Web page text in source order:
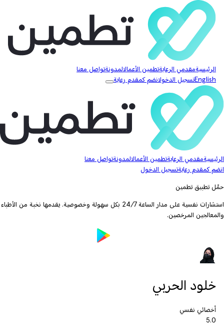
الرئيسيةمقدمي الرعايةتطمين الأعمالالمدونةتواصل معنا
Englishتسجيل الدخولانضم كمقدم رعاية
الرئيسيةمقدمي الرعايةتطمين الأعمالالمدونةتواصل معنا
انضم كمقدم رعايةتسجيل الدخول
حمّل تطبيق تطمين
استشارات نفسية على مدار الساعة 24/7 بكل سهولة وخصوصية. يقدمها نخبة من الأطباء
والمعالجين المرخصين.
خلود الحربي
أخصائي نفسي
5.0